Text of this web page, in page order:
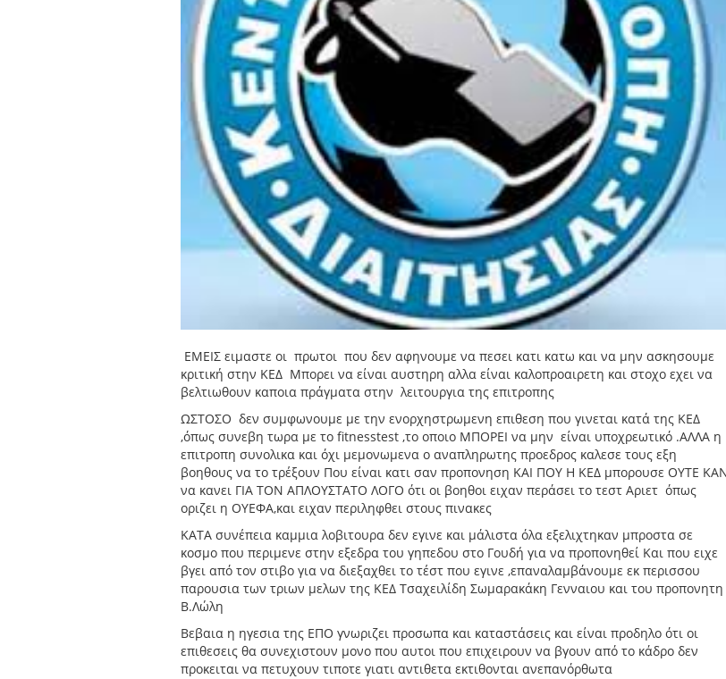
ΕΜΕΙΣ ειμαστε οι πρωτοι που δεν αφηνουμε να πεσει κατι κατω και να μην ασκησουμε
κριτική στην ΚΕΔ Μπορει να είναι αυστηρη αλλα είναι καλοπροαιρετη και στοχο εχει να
βελτιωθουν καποια πράγματα στην λειτουργια της επιτροπης
ΩΣΤΟΣΟ δεν συμφωνουμε με την ενορχηστρωμενη επιθεση που γινεται κατά της ΚΕΔ
,όπως συνεβη τωρα με το fitnesstest ,το οποιο ΜΠΟΡΕΙ να μην είναι υποχρεωτικό .ΑΛΛΑ η
επιτροπη συνολικα και όχι μεμονωμενα ο αναπληρωτης προεδρος καλεσε τους εξη
βοηθους να το τρέξουν Που είναι κατι σαν προπονηση ΚΑΙ ΠΟΥ Η ΚΕΔ μπορουσε ΟΥΤΕ
να κανει ΓΙΑ ΤΟΝ ΑΠΛΟΥΣΤΑΤΟ ΛΟΓΟ ότι οι βοηθοι ειχαν περάσει το τεστ Αριετ όπως
οριζει η ΟΥΕΦΑ,και ειχαν περιληφθει στους πινακες
ΚΑΤΑ συνέπεια καμμια λοβιτουρα δεν εγινε και μάλιστα όλα εξελιχτηκαν μπροστα σε
κοσμο που περιμενε στην εξεδρα του γηπεδου στο Γουδή για να προπονηθεί Και που ειχε
βγει από τον στιβο για να διεξαχθει το τέστ που εγινε ,επαναλαμβάνουμε εκ περισσου
παρουσια των τριων μελων της ΚΕΔ Τσαχειλίδη Σωμαρακάκη Γενναιου και του προπονητη
Β.Λώλη
Βεβαια η ηγεσια της ΕΠΟ γνωριζει προσωπα και καταστάσεις και είναι προδηλο ότι οι
επιθεσεις θα συνεχιστουν μονο που αυτοι που επιχειρουν να βγουν από το κάδρο δεν
προκειται να πετυχουν τιποτε γιατι αντιθετα εκτιθονται ανεπανόρθωτα